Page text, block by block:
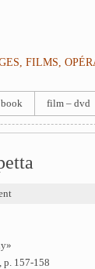
FILMS,
film – dvd
p. 157-158